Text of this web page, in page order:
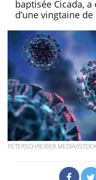
baptisée Cicada,
d’une vingtaine
PETERSCHREIBER.MEDIA/